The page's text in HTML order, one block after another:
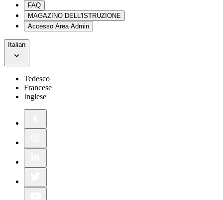
FAQ
MAGAZINO DELL'ISTRUZIONE
Accesso Area Admin
Italian
Tedesco
Francese
Inglese